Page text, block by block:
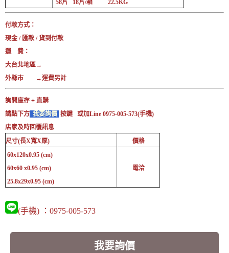
58片 18片/箱 22.5KG
付款方式：
現金 / 匯款 / 貨到付款
運 費：
大台北地區→
外縣市 →運費另計
詢問庫存 + 直購
請點下方 我要詢價 按鍵 或加Line 0975-005-573(手機)
店家及時回覆訊息
尺寸(長X寬X厚)
價格
60x120x0.95 (cm)
60x60 x0.95 (cm)
25.8x29x0.95 (cm)
電洽
(手機) ：0975-005-573
我要詢價